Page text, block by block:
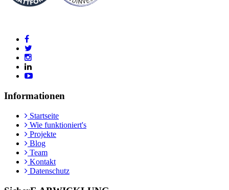
Informationen
Startseite
Wie funktioniert's
Projekte
Blog
Team
Kontakt
Datenschutz